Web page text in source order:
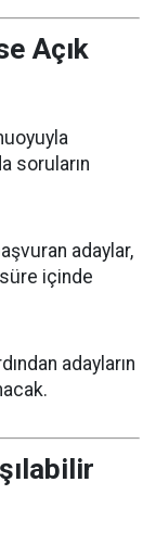
Açık
soruların
adaylar,
içinde
adayların